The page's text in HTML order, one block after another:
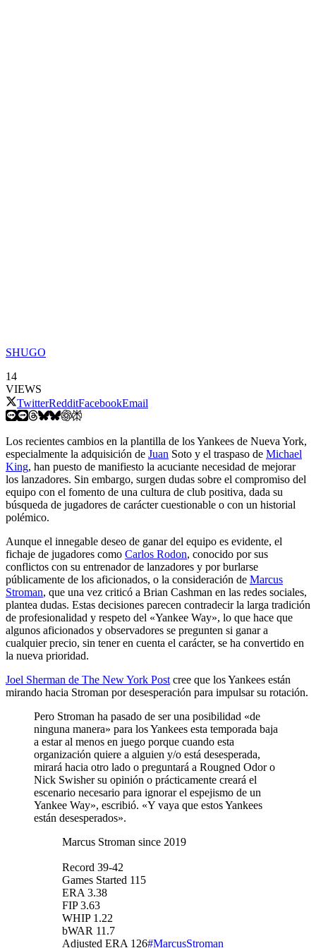
SHUGO
14
VIEWS
TwitterRedditFacebookEmail
Los recientes cambios en la plantilla de los Yankees de Nueva York,
especialmente la adquisición de Juan Soto y el traspaso de Michael
King, han puesto de manifiesto la acuciante necesidad de mejorar
los lanzadores. Sin embargo, surgen dudas sobre el compromiso del
equipo con el fomento de una cultura de club positiva, dada su
búsqueda de jugadores de carácter cuestionable o con un historial
polémico.
Aunque el innegable deseo de ganar del equipo es evidente, el
fichaje de jugadores como Carlos Rodon, conocido por sus
conflictos con su entrenador de lanzadores y por burlarse
públicamente de los aficionados, o la consideración de Marcus
Stroman, que una vez criticó a Brian Cashman en las redes sociales,
plantea dudas. Estas decisiones parecen contradecir la larga tradición
de profesionalidad y respeto del «Yankee Way», lo que hace que
algunos aficionados y observadores se pregunten si ganar a
cualquier precio, sin tener en cuenta el carácter, se ha convertido en
la nueva prioridad.
Joel Sherman de The New York Post cree que los Yankees están
mirando hacia Stroman por desesperación para impulsar su rotación.
Pero Stroman ha pasado de ser una posibilidad «de
ninguna manera» para los Yankees esta temporada baja
a estar al menos en juego porque cuando esta
organización quiere a alguien y/o está desesperada,
mirará hacia otro lado o preguntará a Rougned Odor o
Nick Swisher su opinión o prácticamente creará el
escenario necesario para ignorar el espejismo de un
Yankee Way», escribió. «Y vaya que estos Yankees
están desesperados».
Marcus Stroman since 2019
Record 39-42
Games Started 115
ERA 3.38
FIP 3.63
WHIP 1.22
bWAR 11.7
Adjusted ERA 126#MarcusStroman